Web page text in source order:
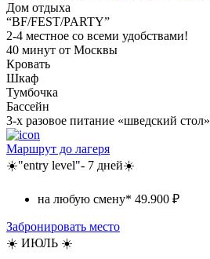
Дом отдыха
“BF/FEST/PARTY”
2-4 местное со всеми удобствами!
40 минут от Москвы
Кровать
Шкаф
Тумбочка
Бассейн
3-х разовое питание «шведский стол»
Маршрут до лагеря
☀️"entry level"- 7 дней☀️
на любую смену* 49.900 ₽
Забронировать место
☀️ ИЮЛЬ ☀️